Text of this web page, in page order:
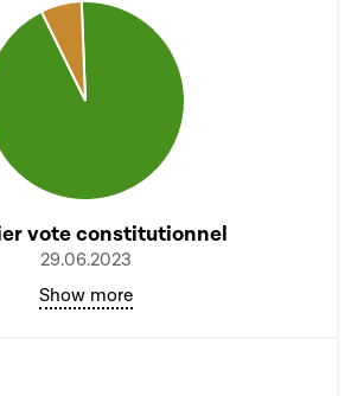
vote constitutionnel
29.06.2023
Show more